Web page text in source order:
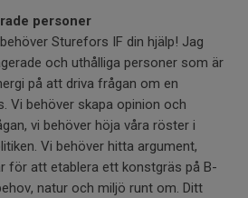
personer
Sturefors IF din hjälp! Jag
och uthålliga personer som är
på att driva frågan om en
Vi behöver skapa opinion och
vi behöver höja våra röster i
Vi behöver hitta argument,
för att etablera ett konstgräs på B-
natur och miljö runt om. Ditt